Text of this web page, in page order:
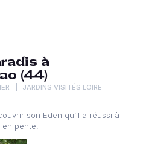
à
(44)
JARDINS VISITÉS LOIRE
son Eden qu’il a réussi à
pente.